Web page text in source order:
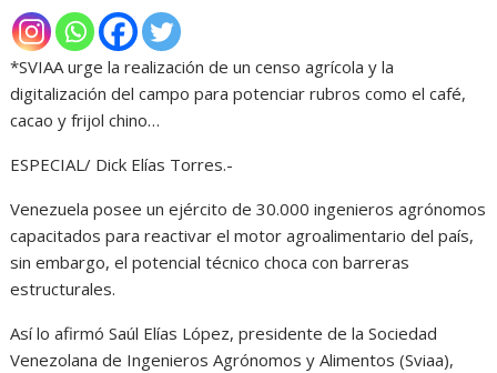
*SVIAA urge la realización de un censo agrícola y la
digitalización del campo para potenciar rubros como el café,
cacao y frijol chino…
ESPECIAL/ Dick Elías Torres.-
Venezuela posee un ejército de 30.000 ingenieros agrónomos
capacitados para reactivar el motor agroalimentario del país,
sin embargo, el potencial técnico choca con barreras
estructurales.
Así lo afirmó Saúl Elías López, presidente de la Sociedad
Venezolana de Ingenieros Agrónomos y Alimentos (Sviaa),